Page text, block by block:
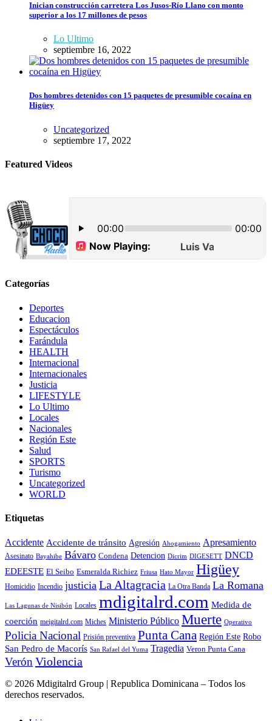
Inician construcción carretera Los Jusos-Río Llano con monto
superior a los 17 millones de pesos
Lo Ultimo
septiembre 16, 2022
Dos hombres detenidos con 15 paquetes de presumible cocaína en
Higüey
Uncategorized
septiembre 17, 2022
Featured Videos
Categorías
Deportes
Educacion
Espectáculos
Farándula
HEALTH
Internacional
Internacionales
Justicia
LIFESTYLE
Lo Ultimo
Locales
Nacionales
Región Este
Salud
SPORTS
Turismo
Uncategorized
WORLD
Etiquetas
Accidente Accidente de tránsito Agresión Ahogamiento Apresamiento
Asesinato Bayahibe Bávaro Condena Detencion Dicrim DIGESETT DNCD
EDEESTE El Seibo Esmeralda Richiez Friusa Hato Mayor Higüey
Homicidio Incendio justicia La Altagracia La Otra Banda La Romana
Las Lagunas de Nisibón Locales mdigitalrd.com Medida de
coerción meigitalrd.com Miches Ministerio Público Muerte Operativo
Policia Nacional Prisión preventiva Punta Cana Región Este Robo
San Pedro de Macorís San Rafael del Yuma Tragedia Veron Punta Cana
Verón Violencia
© 2026 Mdigitalrd Group | Republica Dominicana – Todos los
derechos reservados.